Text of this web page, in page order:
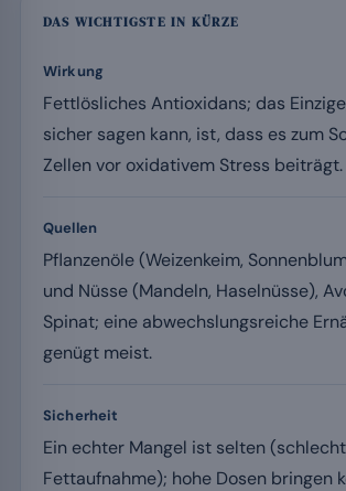
DAS WICHTIGSTE IN KÜRZE
Wirkung
Fettlösliches Antioxidans; das
sicher sagen kann, ist, dass es zum
Zellen vor oxidativem Stress beiträgt.
Quellen
Pflanzenöle (Weizenkeim,
und Nüsse (Mandeln, Haselnüsse),
Spinat; eine abwechslungsreiche
genügt meist.
Sicherheit
Ein echter Mangel ist selten
Fettaufnahme); hohe Dosen bringen